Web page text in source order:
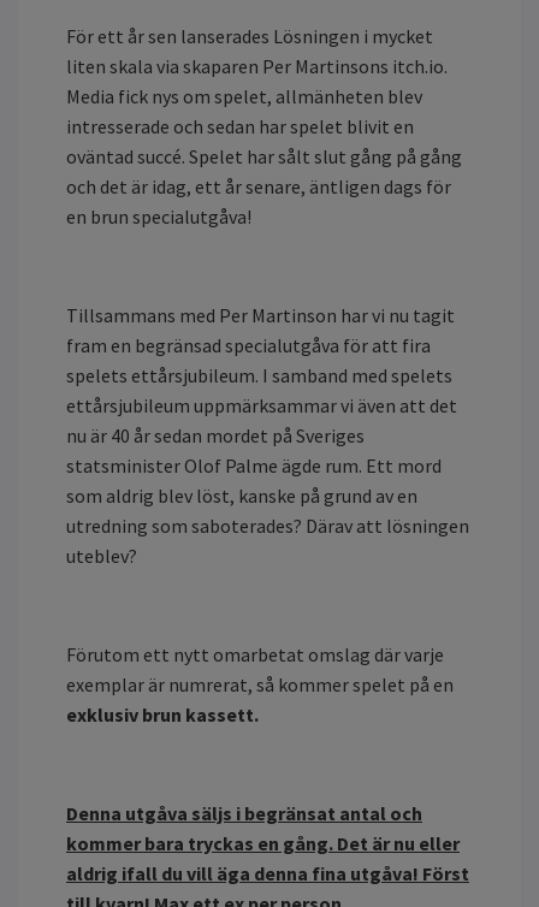
För ett år sen lanserades Lösningen i mycket
liten skala via skaparen Per Martinsons itch.io.
Media fick nys om spelet, allmänheten blev
intresserade och sedan har spelet blivit en
oväntad succé. Spelet har sålt slut gång på gång
och det är idag, ett år senare, äntligen dags för
en brun specialutgåva!
Tillsammans med Per Martinson har vi nu tagit
fram en begränsad specialutgåva för att fira
spelets ettårsjubileum. I samband med spelets
ettårsjubileum uppmärksammar vi även att det
nu är 40 år sedan mordet på Sveriges
statsminister Olof Palme ägde rum. Ett mord
som aldrig blev löst, kanske på grund av en
utredning som saboterades? Därav att lösningen
uteblev?
Förutom ett nytt omarbetat omslag där varje
exemplar är numrerat, så kommer spelet på en
exklusiv brun kassett.
Denna utgåva säljs i begränsat antal och
kommer bara tryckas en gång. Det är nu eller
aldrig ifall du vill äga denna fina utgåva! Först